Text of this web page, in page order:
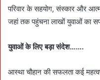
परिवार के सहयोग, संस्कार और
जहां तक पहुंचना लाखों युवाओं का
युवाओं के लिए बड़ा संदेश…….
आस्था चौहान की सफलता कई